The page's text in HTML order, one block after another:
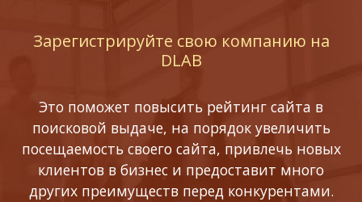
Зарегистрируйте свою компанию на
DLAB
Это поможет повысить рейтинг сайта в
поисковой выдаче, на порядок увеличить
посещаемость своего сайта, привлечь новых
клиентов в бизнес и предоставит много
других преимуществ перед конкурентами.